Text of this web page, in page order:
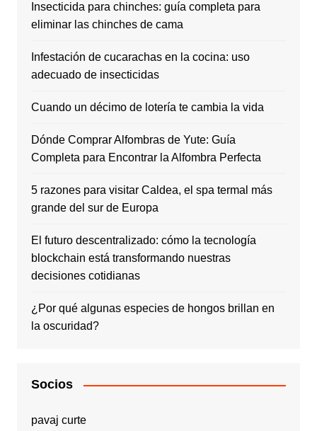
Insecticida para chinches: guía completa para
eliminar las chinches de cama
Infestación de cucarachas en la cocina: uso
adecuado de insecticidas
Cuando un décimo de lotería te cambia la vida
Dónde Comprar Alfombras de Yute: Guía
Completa para Encontrar la Alfombra Perfecta
5 razones para visitar Caldea, el spa termal más
grande del sur de Europa
El futuro descentralizado: cómo la tecnología
blockchain está transformando nuestras
decisiones cotidianas
¿Por qué algunas especies de hongos brillan en
la oscuridad?
Socios
pavaj curte